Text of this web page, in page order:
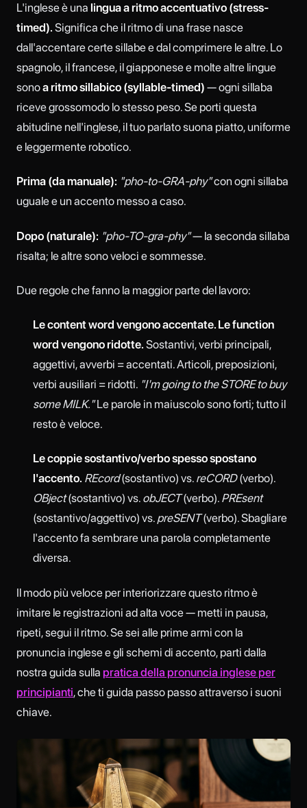
L'inglese è una lingua a ritmo accentuativo (stress-
timed). Significa che il ritmo di una frase nasce
dall'accentare certe sillabe e dal comprimere le altre. Lo
spagnolo, il francese, il giapponese e molte altre lingue
sonoa ritmo sillabico (syllable-timed) — ogni sillaba
riceve grossomodo lo stesso peso. Se porti questa
abitudine nell'inglese, il tuo parlato suona piatto, uniforme
e leggermente robotico.
Prima (da manuale): "pho-to-GRA-phy"con ogni sillaba
uguale e un accento messo a caso.
Dopo (naturale): "pho-TO-gra-phy"— la seconda sillaba
risalta; le altre sono veloci e sommesse.
Due regole che fanno la maggior parte del lavoro:
Le content word vengono accentate. Le function
word vengono ridotte. Sostantivi, verbi principali,
aggettivi, avverbi = accentati. Articoli, preposizioni,
verbi ausiliari = ridotti. "I'm going to the STORE to buy
some MILK."Le parole in maiuscolo sono forti; tutto il
resto è veloce.
Le coppie sostantivo/verbo spesso spostano
l'accento. REcord(sostantivo) vs. reCORD(verbo).
OBject(sostantivo) vs. obJECT(verbo). PREsent
(sostantivo/aggettivo) vs. preSENT(verbo). Sbagliare
l'accento fa sembrare una parola completamente
diversa.
Il modo più veloce per interiorizzare questo ritmo è
imitare le registrazioni ad alta voce — metti in pausa,
ripeti, segui il ritmo. Se sei alle prime armi con la
pronuncia inglese e gli schemi di accento, parti dalla
nostra guida sulla pratica della pronuncia inglese per
principianti, che ti guida passo passo attraverso i suoni
chiave.